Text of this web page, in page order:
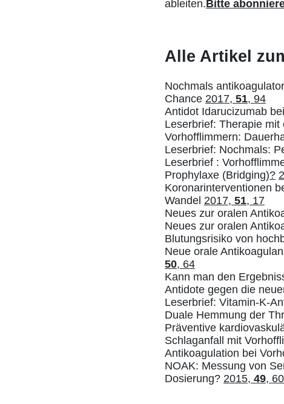
ableiten.Bitte
Alle Artikel
Nochmals
Chance 2017, 51, 94
Antidot Idarucizumab
Leserbrief: Therapie
Vorhofflimmern:
Leserbrief: Nochmals:
Leserbrief :
Prophylaxe (Bridging)?
Koronarinterventionen
Wandel 2017, 51, 17
Neues zur oralen
Neues zur oralen
Blutungsrisiko von
Neue orale
50, 64
Kann man den
Antidote gegen die
Leserbrief: Vitamin-K-
Duale Hemmung der
Präventive
Schlaganfall mit
Antikoagulation bei
NOAK: Messung von
Dosierung? 2015, 49,